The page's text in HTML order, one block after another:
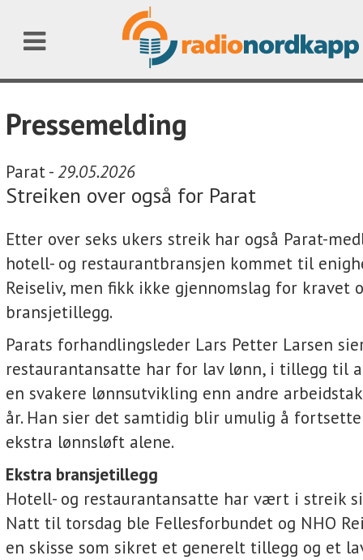
Pressemelding
Parat -29.05.2026
Streiken over også for Parat
Etter over seks ukers streik har også Parat-
hotell- og restaurantbransjen kommet til
Reiseliv, men fikk ikke gjennomslag for kravet
bransjetillegg.
Parats forhandlingsleder Lars Petter Larsen
restaurantansatte har for lav lønn, i tillegg til
en svakere lønnsutvikling enn andre
år. Han sier det samtidig blir umulig å
ekstra lønnsløft alene.
Ekstra bransjetillegg
Hotell- og restaurantansatte har vært i streik
Natt til torsdag ble Fellesforbundet og NHO
en skisse som sikret et generelt tillegg og et